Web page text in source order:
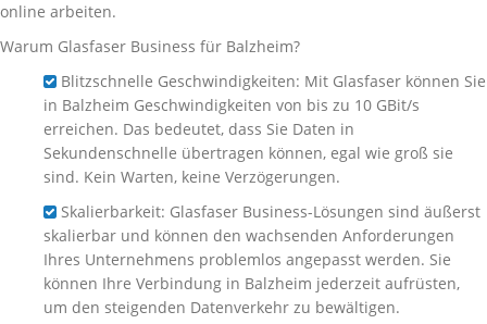
online arbeiten.
Warum Glasfaser Business für Balzheim?
Blitzschnelle Geschwindigkeiten: Mit Glasfaser können Sie
in Balzheim Geschwindigkeiten von bis zu 10 GBit/s
erreichen. Das bedeutet, dass Sie Daten in
Sekundenschnelle übertragen können, egal wie groß sie
sind. Kein Warten, keine Verzögerungen.
Skalierbarkeit: Glasfaser Business-Lösungen sind äußerst
skalierbar und können den wachsenden Anforderungen
Ihres Unternehmens problemlos angepasst werden. Sie
können Ihre Verbindung in Balzheim jederzeit aufrüsten,
um den steigenden Datenverkehr zu bewältigen.